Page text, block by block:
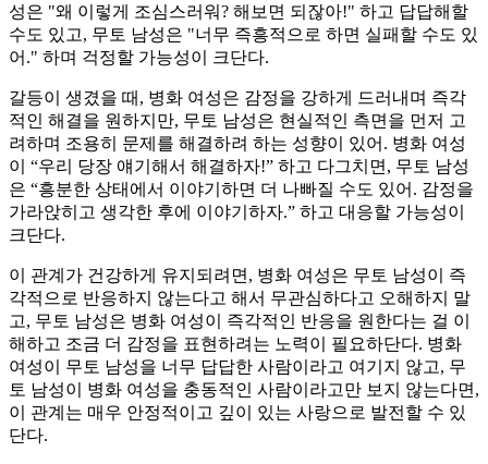
성은 "왜 이렇게 조심스러워? 해보면 되잖아!" 하고 답답해할
수도 있고, 무토 남성은 "너무 즉흥적으로 하면 실패할 수도 있
어." 하며 걱정할 가능성이 크단다.
갈등이 생겼을 때, 병화 여성은 감정을 강하게 드러내며 즉각
적인 해결을 원하지만, 무토 남성은 현실적인 측면을 먼저 고
려하며 조용히 문제를 해결하려 하는 성향이 있어. 병화 여성
이 “우리 당장 얘기해서 해결하자!” 하고 다그치면, 무토 남성
은 “흥분한 상태에서 이야기하면 더 나빠질 수도 있어. 감정을
가라앉히고 생각한 후에 이야기하자.” 하고 대응할 가능성이
크단다.
이 관계가 건강하게 유지되려면, 병화 여성은 무토 남성이 즉
각적으로 반응하지 않는다고 해서 무관심하다고 오해하지 말
고, 무토 남성은 병화 여성이 즉각적인 반응을 원한다는 걸 이
해하고 조금 더 감정을 표현하려는 노력이 필요하단다. 병화
여성이 무토 남성을 너무 답답한 사람이라고 여기지 않고, 무
토 남성이 병화 여성을 충동적인 사람이라고만 보지 않는다면,
이 관계는 매우 안정적이고 깊이 있는 사랑으로 발전할 수 있
단다.